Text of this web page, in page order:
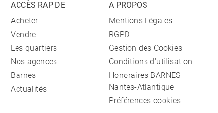
ACCÈS RAPIDE
Acheter
Vendre
Les quartiers
Nos agences
Barnes
Actualités
A PROPOS
Mentions Légales
RGPD
Gestion des Cookies
Conditions d'utilisation
Honoraires BARNES
Nantes-Atlantique
Préférences cookies